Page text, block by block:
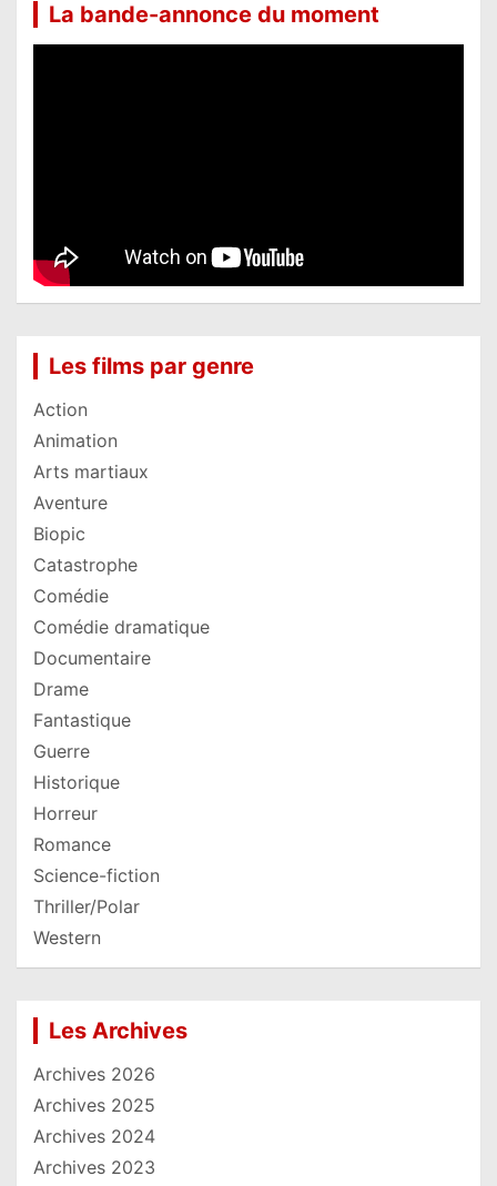
La bande-annonce du moment
Les films par genre
Action
Animation
Arts martiaux
Aventure
Biopic
Catastrophe
Comédie
Comédie dramatique
Documentaire
Drame
Fantastique
Guerre
Historique
Horreur
Romance
Science-fiction
Thriller/Polar
Western
Les Archives
Archives 2026
Archives 2025
Archives 2024
Archives 2023